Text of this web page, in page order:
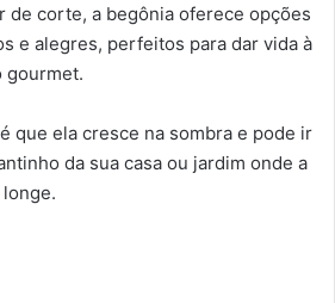
de corte, a begônia oferece opções
e alegres, perfeitos para dar vida à
gourmet.
que ela cresce na sombra e pode ir
da sua casa ou jardim onde a